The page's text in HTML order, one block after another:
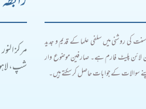
کی روشنی میں سلفی علما کے قدیم و جدید
لائن پلیٹ فارم ہے۔ صارفین موضوع وار
سوالات کے جوابات حاصل کر سکتے ہیں۔
مرکز
شپ،